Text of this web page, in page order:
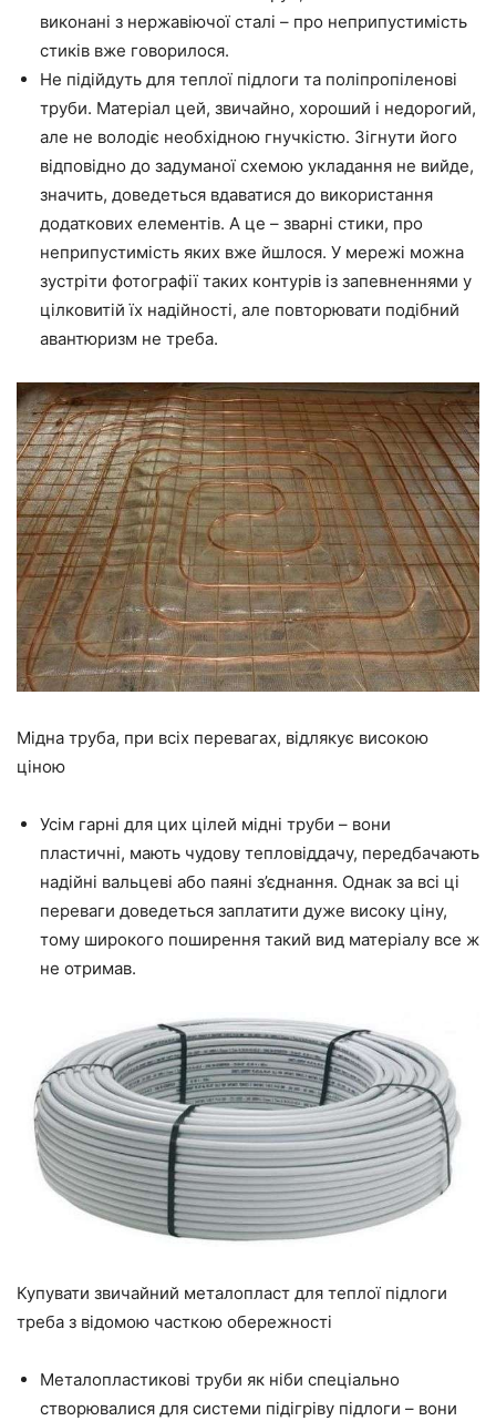
виконані з нержавіючої сталі – про неприпустимість
стиків вже говорилося.
Не підійдуть для теплої підлоги та поліпропіленові
труби. Матеріал цей, звичайно, хороший і недорогий,
але не володіє необхідною гнучкістю. Зігнути його
відповідно до задуманої схемою укладання не вийде,
значить, доведеться вдаватися до використання
додаткових елементів. А це – зварні стики, про
неприпустимість яких вже йшлося. У мережі можна
зустріти фотографії таких контурів із запевненнями у
цілковитій їх надійності, але повторювати подібний
авантюризм не треба.
Мідна труба, при всіх перевагах, відлякує високою
ціною
Усім гарні для цих цілей мідні труби – вони
пластичні, мають чудову тепловіддачу, передбачають
надійні вальцеві або паяні з’єднання. Однак за всі ці
переваги доведеться заплатити дуже високу ціну,
тому широкого поширення такий вид матеріалу все ж
не отримав.
Купувати звичайний металопласт для теплої підлоги
треба з відомою часткою обережності
Металопластикові труби як ніби спеціально
створювалися для системи підігріву підлоги – вони